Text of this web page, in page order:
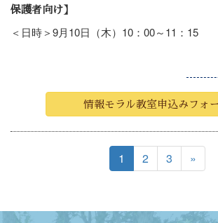
保護者向け】
＜日時＞9月10日（木）10：00～11：15
情報モラル教室申込みフォ
1 2 3 »